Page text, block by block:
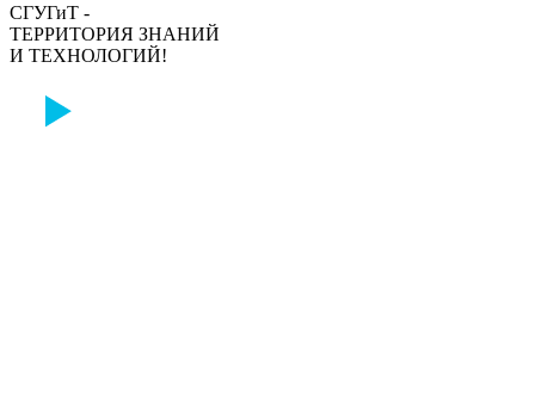
СГУГиТ -
ТЕРРИТОРИЯ ЗНАНИЙ
И ТЕХНОЛОГИЙ!